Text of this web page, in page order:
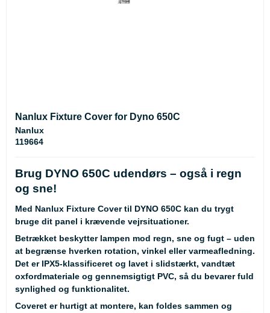
Nanlux Fixture Cover for Dyno 650C
Nanlux
119664
Brug DYNO 650C udendørs – også i regn
og sne!
Med Nanlux Fixture Cover til DYNO 650C kan du trygt
bruge dit panel i krævende vejrsituationer.
Betrækket beskytter lampen mod regn, sne og fugt – uden
at begrænse hverken rotation, vinkel eller varmeafledning.
Det er IPX5-klassificeret og lavet i slidstærkt, vandtæt
oxfordmateriale og gennemsigtigt PVC, så du bevarer fuld
synlighed og funktionalitet.
Coveret er hurtigt at montere, kan foldes sammen og